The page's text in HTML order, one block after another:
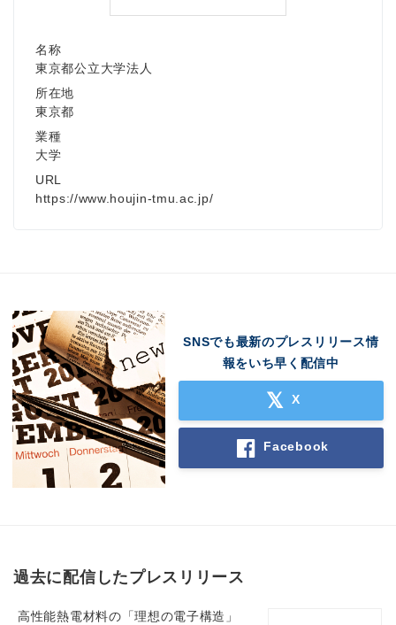
名称
東京都公立大学法人
所在地
東京都
業種
大学
URL
https://www.houjin-tmu.ac.jp/
SNSでも最新のプレスリリース情
報をいち早く配信中
X
Facebook
過去に配信したプレスリリース
高性能熱電材料の「理想の電子構造」